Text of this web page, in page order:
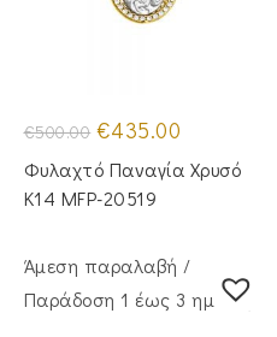
€500.00 Original
price
was:
€500.00.
€435.00
τιμή
είναι:
Φυλαχτό Παναγία Χρυσό
Κ14 MFP-20519
Άμεση παραλαβή /
Παράδoση 1 έως 3 ημέρες